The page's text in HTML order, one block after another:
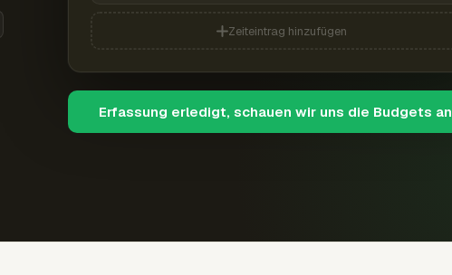
Zeiteintrag hinzufügen
Erfassung erledigt, schauen wir uns die Budgets an